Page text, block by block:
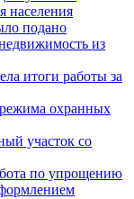
населения
подано
из
итоги работы за
охранных
участок со
по упрощению